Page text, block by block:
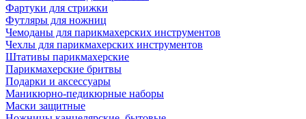
Фартуки для стрижки
Футляры для ножниц
Чемоданы для парикмахерских инструментов
Чехлы для парикмахерских инструментов
Штативы парикмахерские
Парикмахерские бритвы
Подарки и аксессуары
Маникюрно-педикюрные наборы
Маски защитные